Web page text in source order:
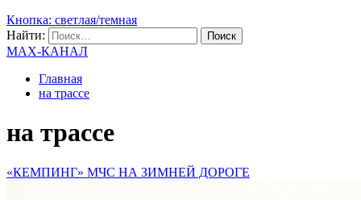
Кнопка: светлая/темная
Найти:
MAX-КАНАЛ
Главная
на трассе
на трассе
«КЕМПИНГ» МЧС НА ЗИМНЕЙ ДОРОГЕ